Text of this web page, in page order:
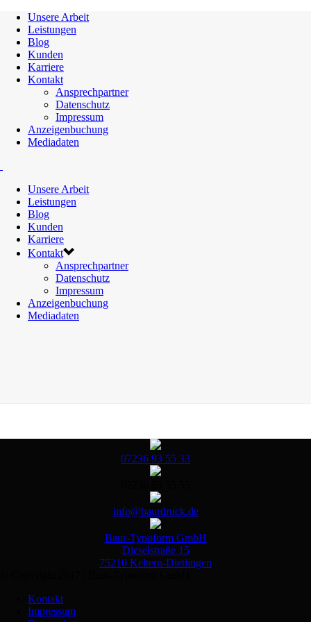
Unsere Arbeit
Leistungen
Blog
Kunden
Karriere
Kontakt
Ansprechpartner
Datenschutz
Impressum
Anzeigenbuchung
Mediadaten
Unsere Arbeit
Leistungen
Blog
Kunden
Karriere
Kontakt
Ansprechpartner
Datenschutz
Impressum
Anzeigenbuchung
Mediadaten
07236 93 55 33
info@baurdruck.de
Baur-Typoform GmbH
Dieselstraße 15
75210 Keltern-Dietlingen
Kontakt
Impressum